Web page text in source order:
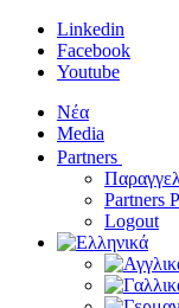
Linkedin
Facebook
Youtube
Νέα
Media
Partners
Partners
Logout